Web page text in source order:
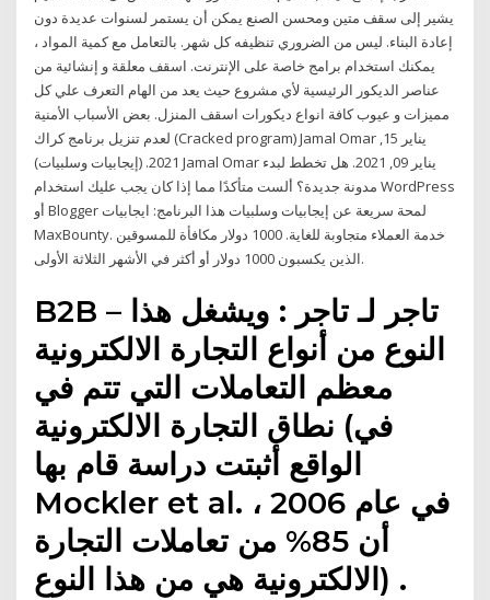
يشير إلى سقف متين ومحسن الصنع يمكن أن يستمر لسنوات عديدة دون
إعادة البناء. ليس من الضروري تنظيفه كل شهر. بالتعامل مع كمية المواد ،
يمكنك استخدام برامج خاصة على الإنترنت. اسقف معلقة و إنشائية من
عناصر الديكور الرئيسية لأي مشروع حيث يعد من الهام التعرف علي كل
مميزات و عيوب كافة انواع ديكورات اسقف المنزل. بعض الأسباب الأمنية
لعدم تنزيل برنامج كراك (Cracked program) Jamal Omar يناير 15,
2021. (إيجابيات وسلبيات) Jamal Omar يناير 09, 2021. هل تخطط لبدء
مدونة جديدة؟ ألست متأكدًا مما إذا كان يجب عليك استخدام WordPress
أو Blogger لمحة سريعة عن إيجابيات وسلبيات هذا البرنامج: ايجابيات
MaxBounty. خدمة العملاء متجاوبة للغاية. 1000 دولار مكافأة للمسوقين
الذين يكسبون 1000 دولار أو أكثر في الأشهر الثلاثة الأولى.
B2B – تاجر لـ تاجر : ويشغل هذا
النوع من أنواع التجارة الالكترونية
معظم التعاملات التي تتم في
نطاق التجارة الالكترونية (في
الواقع أثبتت دراسة قام بها
Mockler et al. في عام 2006 ،
أن 85% من تعاملات التجارة
الالكترونية هي من هذا النوع) .